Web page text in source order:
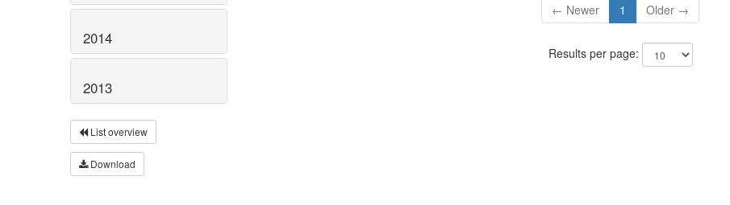
2014
2013
List overview
Download
← Newer 1 Older →
Results per page: